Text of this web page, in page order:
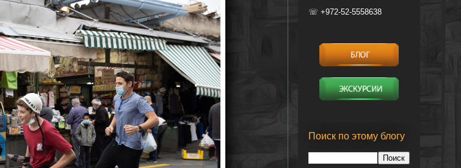
☏ +972-52-5558638
Поиск по этому блогу